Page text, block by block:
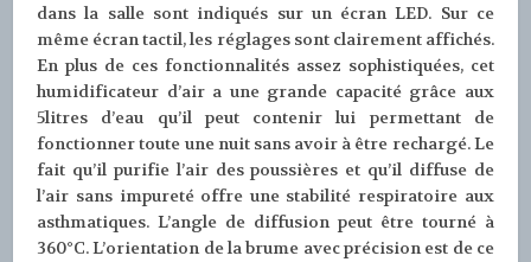
dans la salle sont indiqués sur un écran LED. Sur ce
même écran tactil, les réglages sont clairement affichés.
En plus de ces fonctionnalités assez sophistiquées, cet
humidificateur d’air a une grande capacité grâce aux
5litres d’eau qu’il peut contenir lui permettant de
fonctionner toute une nuit sans avoir à être rechargé. Le
fait qu’il purifie l’air des poussières et qu’il diffuse de
l’air sans impureté offre une stabilité respiratoire aux
asthmatiques. L’angle de diffusion peut être tourné à
360°C. L’orientation de la brume avec précision est de ce